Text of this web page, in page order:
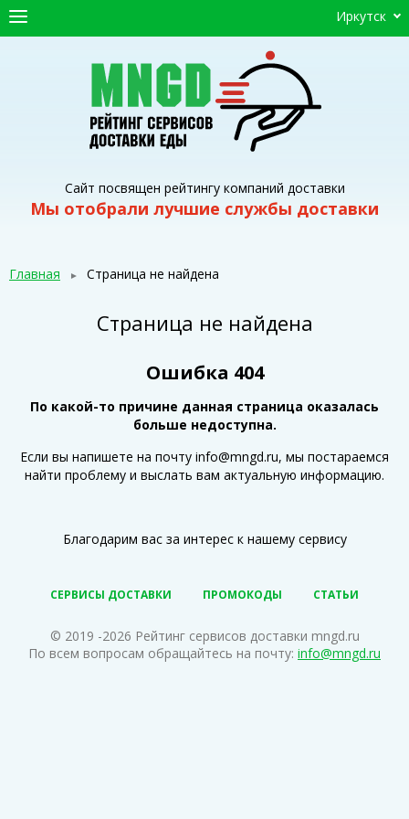
Сайт посвящен рейтингу компаний доставки
Мы отобрали лучшие службы доставки
СЕРВИСЫ ДОСТАВКИ
ПРОМОКОДЫ
СТАТЬИ
Главная Страница не найдена
Страница не найдена
Ошибка 404
По какой-то причине данная страница оказалась
больше недоступна.
Если вы напишете на почту info@mngd.ru, мы постараемся
найти проблему и выслать вам актуальную информацию.
Благодарим вас за интерес к нашему сервису
СЕРВИСЫ ДОСТАВКИ ПРОМОКОДЫ СТАТЬИ
© 2019 -2026 Рейтинг сервисов доставки mngd.ru
По всем вопросам обращайтесь на почту: info@mngd.ru
Иркутск